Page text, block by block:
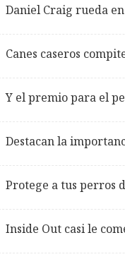
Daniel Craig rueda
Canes caseros
Y el premio para el
Destacan la
Protege a tus perros
Inside Out casi le